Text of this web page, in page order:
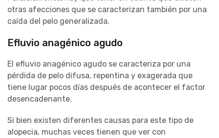
otras afecciones que se caracterizan también por una
caída del pelo generalizada.
Efluvio anagénico agudo
El efluvio anagénico agudo se caracteriza por una
pérdida de pelo difusa, repentina y exagerada que
tiene lugar pocos días después de acontecer el factor
desencadenante.
Si bien existen diferentes causas para este tipo de
alopecia, muchas veces tienen que ver con